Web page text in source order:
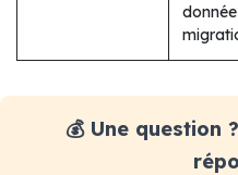
💰 Une question